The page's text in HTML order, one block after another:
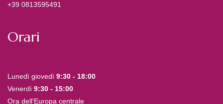
+39 0813595491
Orari
Lunedì giovedì 9:30 - 18:00
Venerdì 9:30 - 15:00
Ora dell'Europa centrale